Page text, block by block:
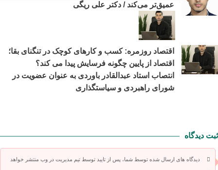
عمیق‌تر می‌کند / دکتر علی ریگی
اقتصاد روزمره: کسب‌ و کارهای کوچک در تنگنای بقا؛
اقتصاد از پایین چگونه فرسایش پیدا می کند؟
انتصاب استاد عبدالقادر باوردی به عنوان عضویت در
شورای راهبردی و سیاستگذاری
ثبت دیدگاه
دیدگاه های ارسال شده توسط شما، پس از تایید توسط تیم مدیریت در وب منتشر خواهد